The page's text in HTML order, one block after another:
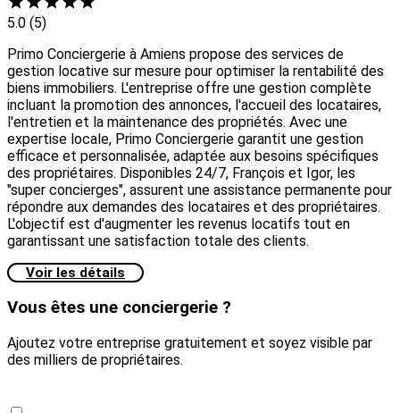
5.0 (5)
Primo Conciergerie à Amiens propose des services de
gestion locative sur mesure pour optimiser la rentabilité des
biens immobiliers. L'entreprise offre une gestion complète
incluant la promotion des annonces, l'accueil des locataires,
l'entretien et la maintenance des propriétés. Avec une
expertise locale, Primo Conciergerie garantit une gestion
efficace et personnalisée, adaptée aux besoins spécifiques
des propriétaires. Disponibles 24/7, François et Igor, les
"super concierges", assurent une assistance permanente pour
répondre aux demandes des locataires et des propriétaires.
L'objectif est d'augmenter les revenus locatifs tout en
garantissant une satisfaction totale des clients.
Voir les détails
Vous êtes une conciergerie ?
Ajoutez votre entreprise gratuitement et soyez visible par
des milliers de propriétaires.